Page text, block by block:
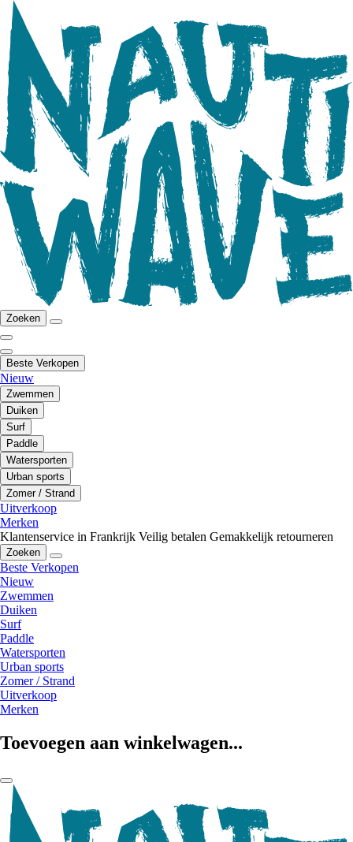
Zoeken
Beste Verkopen
Nieuw
Zwemmen
Duiken
Surf
Paddle
Watersporten
Urban sports
Zomer / Strand
Uitverkoop
Merken
Klantenservice in Frankrijk Veilig betalen Gemakkelijk retourneren
Zoeken
Beste Verkopen
Nieuw
Zwemmen
Duiken
Surf
Paddle
Watersporten
Urban sports
Zomer / Strand
Uitverkoop
Merken
Toevoegen aan winkelwagen...